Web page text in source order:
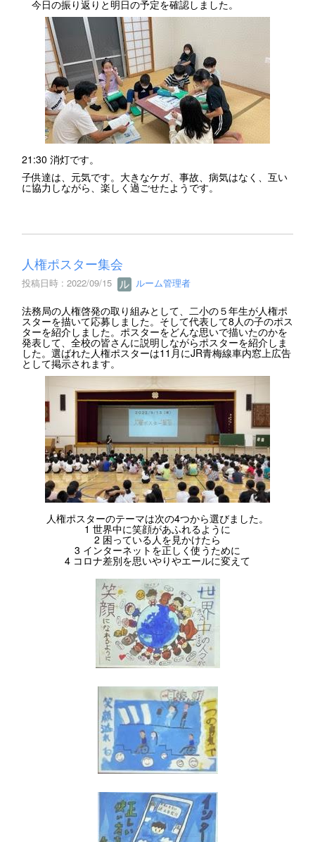
今日の振り返りと明日の予定を確認しました。
21:30 消灯です。
子供達は、元気です。大きなケガ、事故、病気はなく、互い
に協力しながら、楽しく過ごせたようです。
人権ポスター集会
投稿日時 : 2022/09/15 ルーム管理者
法務局の人権啓発の取り組みとして、二小の５年生が人権ポ
スターを描いて応募しました。そして代表して8人の子のポス
ターを紹介しました。ポスターをどんな思いで描いたのかを
発表して、全校の皆さんに説明しながらポスターを紹介しま
した。選ばれた人権ポスターは11月にJR青梅線車内窓上広告
として掲示されます。
人権ポスターのテーマは次の4つから選びました。
1 世界中に笑顔があふれるように
2 困っている人を見かけたら
3 インターネットを正しく使うために
4 コロナ差別を思いやりやエールに変えて